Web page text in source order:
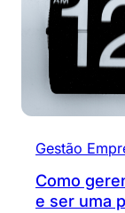
Gestão
Como
e ser uma